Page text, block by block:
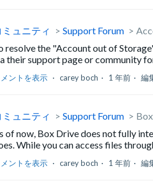
ミュニティ Support Forum
resolve the "Account out of
their support page or community
メントを表示 carey boch 1 年前 編
ミュニティ Support Forum
of now, Box Drive does not fully
While you can access files
メントを表示 carey boch 1 年前 編